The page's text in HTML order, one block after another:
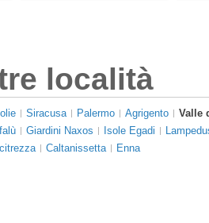
località
Siracusa Palermo Agrigento
Valle
Giardini Naxos Isole Egadi
Caltanissetta Enna